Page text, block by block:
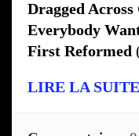
Dragged Across
Everybody
First Reformed
LIRE LA SUITE